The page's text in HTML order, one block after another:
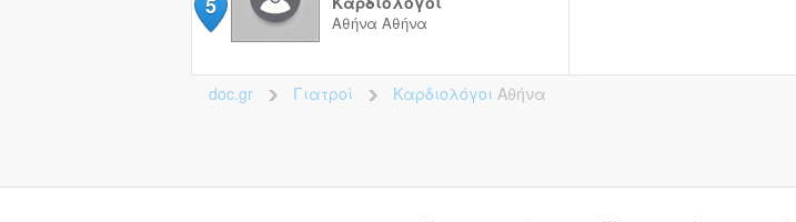
Αθήνα Αθήνα
doc.gr >Γιατροί >
Καρδιολόγοι Αθήνα